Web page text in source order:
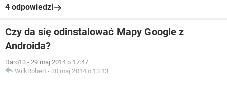
4 odpowiedzi
Czy da się odinstalować Mapy Google z
Androida?
Daro13 - 29 maj 2014 o 17:47
WilkRobert - 30 maj 2014 o 13:13